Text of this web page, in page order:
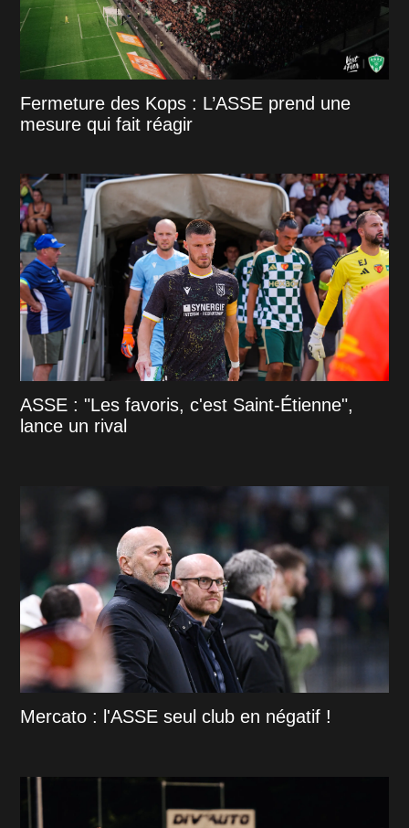
Fermeture des Kops : L’ASSE prend une
mesure qui fait réagir
ASSE : "Les favoris, c'est Saint-Étienne",
lance un rival
Mercato : l'ASSE seul club en négatif !